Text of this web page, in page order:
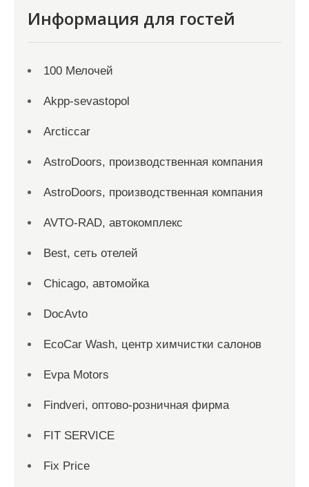
Информация для гостей
100 Мелочей
Akpp-sevastopol
Arcticcar
AstroDoors, производственная компания
AstroDoors, производственная компания
AVTO-RAD, автокомплекс
Best, сеть отелей
Chicago, автомойка
DocAvto
EcoCar Wash, центр химчистки салонов
Evpa Motors
Findveri, оптово-розничная фирма
FIT SERVICE
Fix Price